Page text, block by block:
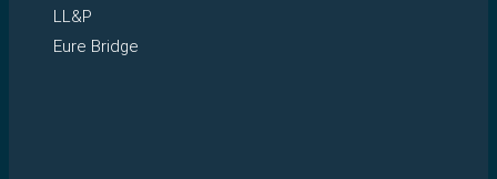
LL&P
Eure Bridge